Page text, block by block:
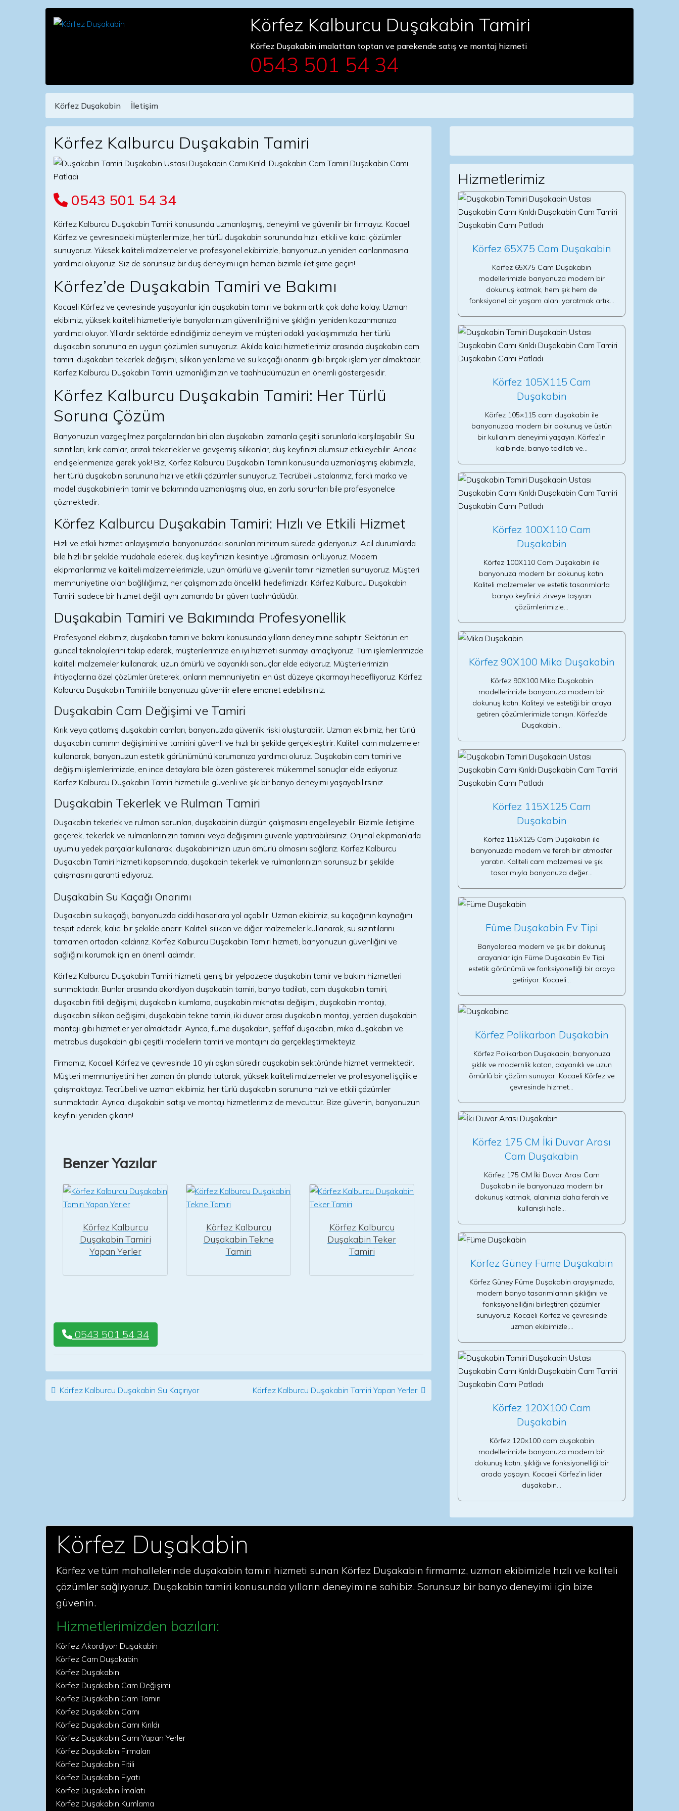
Körfez Kalburcu Duşakabin Tamiri
Körfez Duşakabin imalattan toptan ve parekende satış ve montaj hizmeti
0543 501 54 34
Main Navigation
Körfez Duşakabin İletişim
Körfez Kalburcu Duşakabin Tamiri
0543 501 54 34
Körfez Kalburcu Duşakabin Tamiri konusunda uzmanlaşmış, deneyimli ve güvenilir bir firmayız. Kocaeli
Körfez ve çevresindeki müşterilerimize, her türlü duşakabin sorununda hızlı, etkili ve kalıcı çözümler
sunuyoruz. Yüksek kaliteli malzemeler ve profesyonel ekibimizle, banyonuzun yeniden canlanmasına
yardımcı oluyoruz. Siz de sorunsuz bir duş deneyimi için hemen bizimle iletişime geçin!
Körfez’de Duşakabin Tamiri ve Bakımı
Kocaeli Körfez ve çevresinde yaşayanlar için duşakabin tamiri ve bakımı artık çok daha kolay. Uzman
ekibimiz, yüksek kaliteli hizmetleriyle banyolarınızın güvenilirliğini ve şıklığını yeniden kazanmanıza
yardımcı oluyor. Yıllardır sektörde edindiğimiz deneyim ve müşteri odaklı yaklaşımımızla, her türlü
duşakabin sorununa en uygun çözümleri sunuyoruz. Akılda kalıcı hizmetlerimiz arasında duşakabin cam
tamiri, duşakabin tekerlek değişimi, silikon yenileme ve su kaçağı onarımı gibi birçok işlem yer almaktadır.
Körfez Kalburcu Duşakabin Tamiri, uzmanlığımızın ve taahhüdümüzün en önemli göstergesidir.
Körfez Kalburcu Duşakabin Tamiri: Her Türlü
Soruna Çözüm
Banyonuzun vazgeçilmez parçalarından biri olan duşakabin, zamanla çeşitli sorunlarla karşılaşabilir. Su
sızıntıları, kırık camlar, arızalı tekerlekler ve gevşemiş silikonlar, duş keyfinizi olumsuz etkileyebilir. Ancak
endişelenmenize gerek yok! Biz, Körfez Kalburcu Duşakabin Tamiri konusunda uzmanlaşmış ekibimizle,
her türlü duşakabin sorununa hızlı ve etkili çözümler sunuyoruz. Tecrübeli ustalarımız, farklı marka ve
model duşakabinlerin tamir ve bakımında uzmanlaşmış olup, en zorlu sorunları bile profesyonelce
çözmektedir.
Körfez Kalburcu Duşakabin Tamiri: Hızlı ve Etkili Hizmet
Hızlı ve etkili hizmet anlayışımızla, banyonuzdaki sorunları minimum sürede gideriyoruz. Acil durumlarda
bile hızlı bir şekilde müdahale ederek, duş keyfinizin kesintiye uğramasını önlüyoruz. Modern
ekipmanlarımız ve kaliteli malzemelerimizle, uzun ömürlü ve güvenilir tamir hizmetleri sunuyoruz. Müşteri
memnuniyetine olan bağlılığımız, her çalışmamızda öncelikli hedefimizdir. Körfez Kalburcu Duşakabin
Tamiri, sadece bir hizmet değil, aynı zamanda bir güven taahhüdüdür.
Duşakabin Tamiri ve Bakımında Profesyonellik
Profesyonel ekibimiz, duşakabin tamiri ve bakımı konusunda yılların deneyimine sahiptir. Sektörün en
güncel teknolojilerini takip ederek, müşterilerimize en iyi hizmeti sunmayı amaçlıyoruz. Tüm işlemlerimizde
kaliteli malzemeler kullanarak, uzun ömürlü ve dayanıklı sonuçlar elde ediyoruz. Müşterilerimizin
ihtiyaçlarına özel çözümler üreterek, onların memnuniyetini en üst düzeye çıkarmayı hedefliyoruz. Körfez
Kalburcu Duşakabin Tamiri ile banyonuzu güvenilir ellere emanet edebilirsiniz.
Duşakabin Cam Değişimi ve Tamiri
Kırık veya çatlamış duşakabin camları, banyonuzda güvenlik riski oluşturabilir. Uzman ekibimiz, her türlü
duşakabin camının değişimini ve tamirini güvenli ve hızlı bir şekilde gerçekleştirir. Kaliteli cam malzemeler
kullanarak, banyonuzun estetik görünümünü korumanıza yardımcı oluruz. Duşakabin cam tamiri ve
değişimi işlemlerimizde, en ince detaylara bile özen göstererek mükemmel sonuçlar elde ediyoruz.
Körfez Kalburcu Duşakabin Tamiri hizmeti ile güvenli ve şık bir banyo deneyimi yaşayabilirsiniz.
Duşakabin Tekerlek ve Rulman Tamiri
Duşakabin tekerlek ve rulman sorunları, duşakabinin düzgün çalışmasını engelleyebilir. Bizimle iletişime
geçerek, tekerlek ve rulmanlarınızın tamirini veya değişimini güvenle yaptırabilirsiniz. Orijinal ekipmanlarla
uyumlu yedek parçalar kullanarak, duşakabininizin uzun ömürlü olmasını sağlarız. Körfez Kalburcu
Duşakabin Tamiri hizmeti kapsamında, duşakabin tekerlek ve rulmanlarınızın sorunsuz bir şekilde
çalışmasını garanti ediyoruz.
Duşakabin Su Kaçağı Onarımı
Duşakabin su kaçağı, banyonuzda ciddi hasarlara yol açabilir. Uzman ekibimiz, su kaçağının kaynağını
tespit ederek, kalıcı bir şekilde onarır. Kaliteli silikon ve diğer malzemeler kullanarak, su sızıntılarını
tamamen ortadan kaldırırız. Körfez Kalburcu Duşakabin Tamiri hizmeti, banyonuzun güvenliğini ve
sağlığını korumak için en önemli adımdır.
Körfez Kalburcu Duşakabin Tamiri hizmeti, geniş bir yelpazede duşakabin tamir ve bakım hizmetleri
sunmaktadır. Bunlar arasında akordiyon duşakabin tamiri, banyo tadilatı, cam duşakabin tamiri,
duşakabin fitili değişimi, duşakabin kumlama, duşakabin mıknatısı değişimi, duşakabin montajı,
duşakabin silikon değişimi, duşakabin tekne tamiri, iki duvar arası duşakabin montajı, yerden duşakabin
montajı gibi hizmetler yer almaktadır. Ayrıca, füme duşakabin, şeffaf duşakabin, mika duşakabin ve
metrobus duşakabin gibi çeşitli modellerin tamiri ve montajını da gerçekleştirmekteyiz.
Firmamız, Kocaeli Körfez ve çevresinde 10 yılı aşkın süredir duşakabin sektöründe hizmet vermektedir.
Müşteri memnuniyetini her zaman ön planda tutarak, yüksek kaliteli malzemeler ve profesyonel işçilikle
çalışmaktayız. Tecrübeli ve uzman ekibimiz, her türlü duşakabin sorununa hızlı ve etkili çözümler
sunmaktadır. Ayrıca, duşakabin satışı ve montajı hizmetlerimiz de mevcuttur. Bize güvenin, banyonuzun
keyfini yeniden çıkarın!
Benzer Yazılar
Körfez Kalburcu
Duşakabin Tamiri
Yapan Yerler
Körfez Kalburcu
Duşakabin Tekne
Tamiri
Körfez Kalburcu
Duşakabin Teker
Tamiri
0543 501 54 34
Post navigation
Körfez Kalburcu Duşakabin Su Kaçırıyor Körfez Kalburcu Duşakabin Tamiri Yapan Yerler
Hizmetlerimiz
Körfez 65X75 Cam Duşakabin
Körfez 65X75 Cam Duşakabin
modellerimizle banyonuza modern bir
dokunuş katmak, hem şık hem de
fonksiyonel bir yaşam alanı yaratmak artık…
Körfez 105X115 Cam
Duşakabin
Körfez 105×115 cam duşakabin ile
banyonuzda modern bir dokunuş ve üstün
bir kullanım deneyimi yaşayın. Körfez’in
kalbinde, banyo tadilatı ve…
Körfez 100X110 Cam
Duşakabin
Körfez 100X110 Cam Duşakabin ile
banyonuza modern bir dokunuş katın.
Kaliteli malzemeler ve estetik tasarımlarla
banyo keyfinizi zirveye taşıyan
çözümlerimizle…
Körfez 90X100 Mika Duşakabin
Körfez 90X100 Mika Duşakabin
modellerimizle banyonuza modern bir
dokunuş katın. Kaliteyi ve estetiği bir araya
getiren çözümlerimizle tanışın. Körfez’de
Duşakabin…
Körfez 115X125 Cam
Duşakabin
Körfez 115X125 Cam Duşakabin ile
banyonuzda modern ve ferah bir atmosfer
yaratın. Kaliteli cam malzemesi ve şık
tasarımıyla banyonuza değer…
Füme Duşakabin Ev Tipi
Banyolarda modern ve şık bir dokunuş
arayanlar için Füme Duşakabin Ev Tipi,
estetik görünümü ve fonksiyonelliği bir araya
getiriyor. Kocaeli…
Körfez Polikarbon Duşakabin
Körfez Polikarbon Duşakabin; banyonuza
şıklık ve modernlik katan, dayanıklı ve uzun
ömürlü bir çözüm sunuyor. Kocaeli Körfez ve
çevresinde hizmet…
Körfez 175 CM İki Duvar Arası
Cam Duşakabin
Körfez 175 CM İki Duvar Arası Cam
Duşakabin ile banyonuza modern bir
dokunuş katmak, alanınızı daha ferah ve
kullanışlı hale…
Körfez Güney Füme Duşakabin
Körfez Güney Füme Duşakabin arayışınızda,
modern banyo tasarımlarının şıklığını ve
fonksiyonelliğini birleştiren çözümler
sunuyoruz. Kocaeli Körfez ve çevresinde
uzman ekibimizle,…
Körfez 120X100 Cam
Duşakabin
Körfez 120×100 cam duşakabin
modellerimizle banyonuza modern bir
dokunuş katın, şıklığı ve fonksiyonelliği bir
arada yaşayın. Kocaeli Körfez’in lider
duşakabin…
Körfez Duşakabin
Körfez ve tüm mahallelerinde duşakabin tamiri hizmeti sunan Körfez Duşakabin firmamız, uzman ekibimizle hızlı ve kaliteli
çözümler sağlıyoruz. Duşakabin tamiri konusunda yılların deneyimine sahibiz. Sorunsuz bir banyo deneyimi için bize
güvenin.
Hizmetlerimizden bazıları:
Körfez Akordiyon Duşakabin
Körfez Cam Duşakabin
Körfez Duşakabin
Körfez Duşakabin Cam Değişimi
Körfez Duşakabin Cam Tamiri
Körfez Duşakabin Camı
Körfez Duşakabin Camı Kırıldı
Körfez Duşakabin Camı Yapan Yerler
Körfez Duşakabin Firmaları
Körfez Duşakabin Fitili
Körfez Duşakabin Fiyatı
Körfez Duşakabin İmalatı
Körfez Duşakabin Kumlama